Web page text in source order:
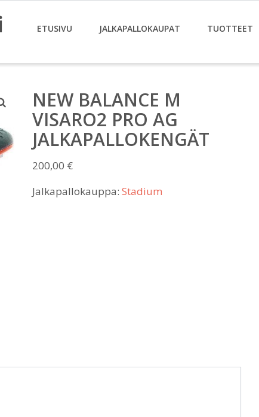
ETUSIVU JALKAPALLOKAUPAT TUOTTEET
NEW BALANCE M
VISARO2 PRO AG
JALKAPALLOKENGÄT
200,00 €
Jalkapallokauppa: Stadium